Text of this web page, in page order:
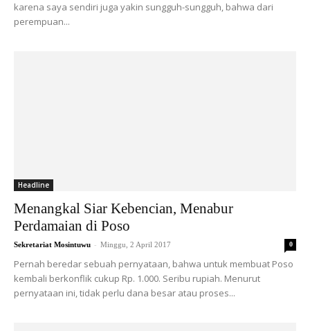
karena saya sendiri juga yakin sungguh-sungguh, bahwa dari
perempuan...
Headline
Menangkal Siar Kebencian, Menabur
Perdamaian di Poso
Sekretariat Mosintuwu - Minggu, 2 April 2017 0
Pernah beredar sebuah pernyataan, bahwa untuk membuat Poso
kembali berkonflik cukup Rp. 1.000. Seribu rupiah. Menurut
pernyataan ini, tidak perlu dana besar atau proses...